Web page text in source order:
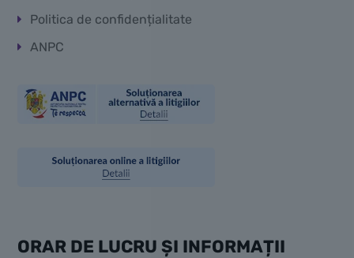
Politica de confidențialitate
ANPC
ORAR DE LUCRU ȘI INFORMAȚII